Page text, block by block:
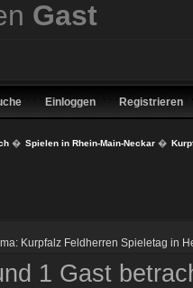
Gast
Einloggen Registrieren
� Spielen in Rhein-Main-Neckar�
Kurpfalz Feldherren Spieletag in
1 Gast